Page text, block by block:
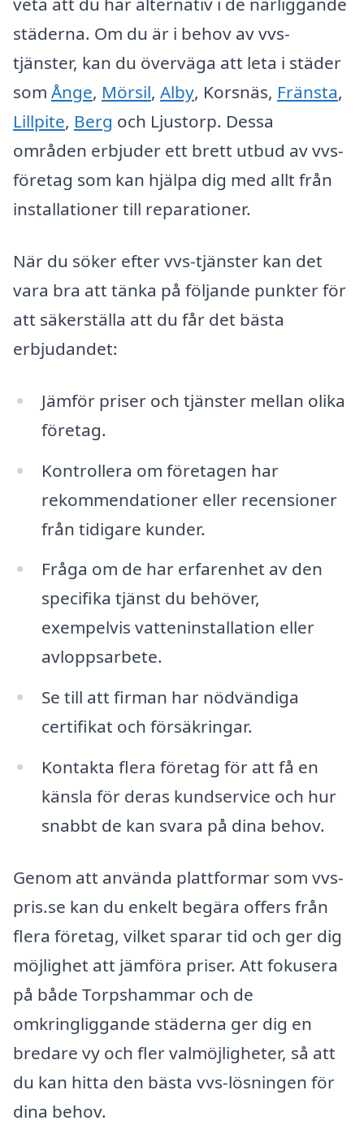
städerna. Om du är i behov av vvs-
tjänster, kan du överväga att leta i städer
som Ånge, Mörsil, Alby, Korsnäs, Fränsta,
Lillpite, Berg och Ljustorp. Dessa
områden erbjuder ett brett utbud av vvs-
företag som kan hjälpa dig med allt från
installationer till reparationer.
När du söker efter vvs-tjänster kan det
vara bra att tänka på följande punkter för
att säkerställa att du får det bästa
erbjudandet:
Jämför priser och tjänster mellan olika
företag.
Kontrollera om företagen har
rekommendationer eller recensioner
från tidigare kunder.
Fråga om de har erfarenhet av den
specifika tjänst du behöver,
exempelvis vatteninstallation eller
avloppsarbete.
Se till att firman har nödvändiga
certifikat och försäkringar.
Kontakta flera företag för att få en
känsla för deras kundservice och hur
snabbt de kan svara på dina behov.
Genom att använda plattformar som vvs-
pris.se kan du enkelt begära offers från
flera företag, vilket sparar tid och ger dig
möjlighet att jämföra priser. Att fokusera
på både Torpshammar och de
omkringliggande städerna ger dig en
bredare vy och fler valmöjligheter, så att
du kan hitta den bästa vvs-lösningen för
dina behov.